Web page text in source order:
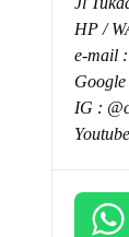
HP /
e-mail :
IG :